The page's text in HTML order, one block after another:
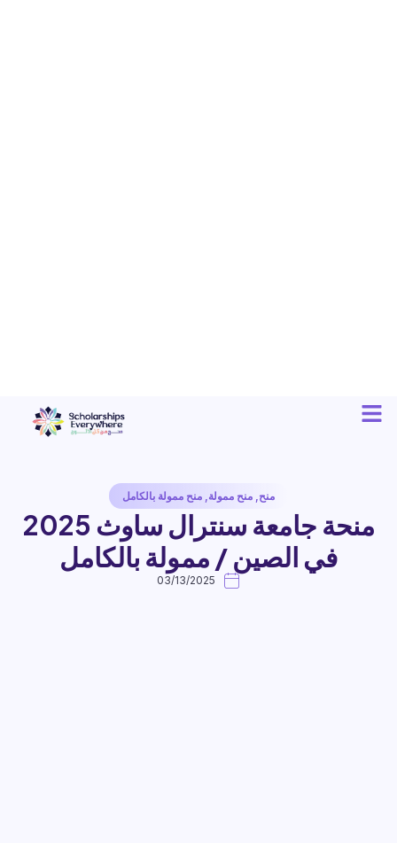
منح, منح ممولة, منح ممولة بالكامل
منحة جامعة سنترال ساوث 2025
في الصين / ممولة بالكامل
03/13/2025